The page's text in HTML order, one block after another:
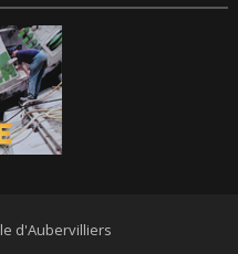
d'Aubervilliers